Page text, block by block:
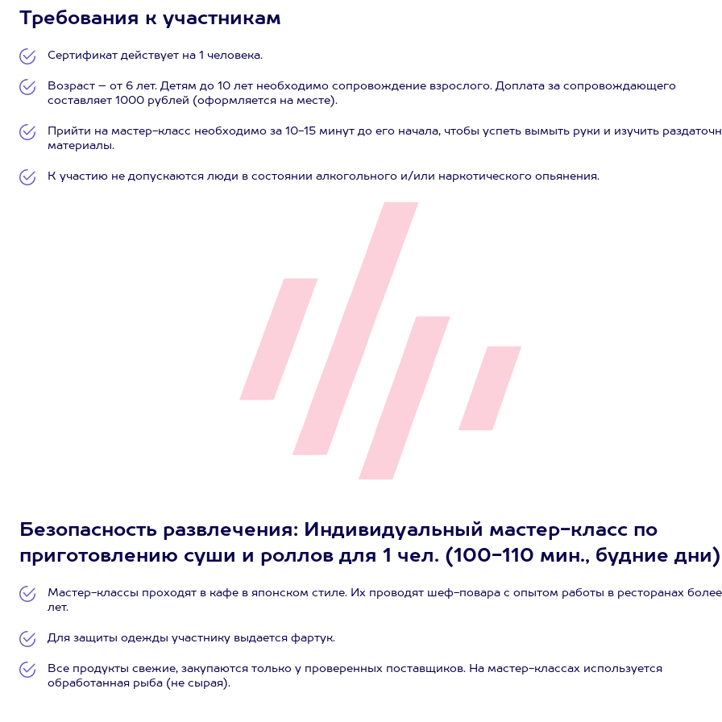
Требования к участникам
Сертификат действует на 1 человека.
Возраст – от 6 лет. Детям до 10 лет необходимо сопровождение взрослого. Доплата за сопровождающего
составляет 1000 рублей (оформляется на месте).
Прийти на мастер-класс необходимо за 10-15 минут до его начала, чтобы успеть вымыть руки и изучить
материалы.
К участию не допускаются люди в состоянии алкогольного и/или наркотического опьянения.
Безопасность развлечения: Индивидуальный мастер-класс по
приготовлению суши и роллов для 1 чел. (100-110 мин., будние дни)
Мастер-классы проходят в кафе в японском стиле. Их проводят шеф-повара с опытом работы в ресторанах
лет.
Для защиты одежды участнику выдается фартук.
Все продукты свежие, закупаются только у проверенных поставщиков. На мастер-классах используется
обработанная рыба (не сырая).